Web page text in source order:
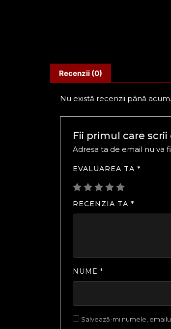
Recenzii (0)
Nu există recenzii până acum.
Fii primul care
Adresa ta de email nu va
EVALUAREA TA*
RECENZIA TA*
NUME*
Salvează-mi numele,